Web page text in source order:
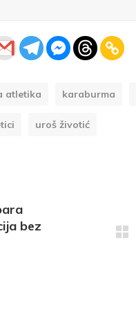
atletika karaburma
uroš životić
bez